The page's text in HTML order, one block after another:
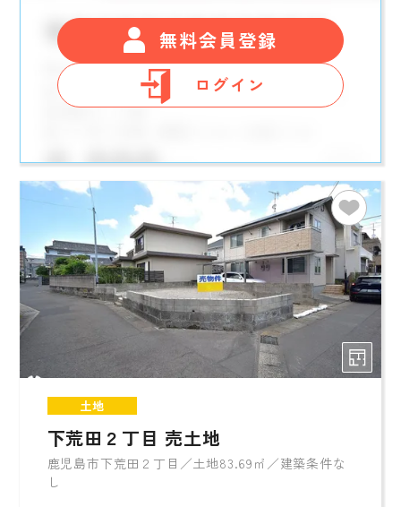
無料会員登録
ログイン
土地
下荒田２丁目 売土地
鹿児島市下荒田２丁目／土地83.69㎡／建築条件な
し